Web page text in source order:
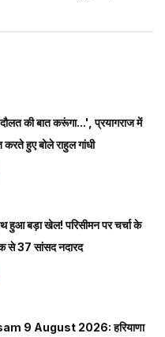
की बात करूंगा...', प्रयागराज में
हुए बोले राहुल गांधी
हुआ बड़ा खेल! परिसीमन पर चर्चा के
से 37 सांसद नदारद
9 August 2026: हरियाणा